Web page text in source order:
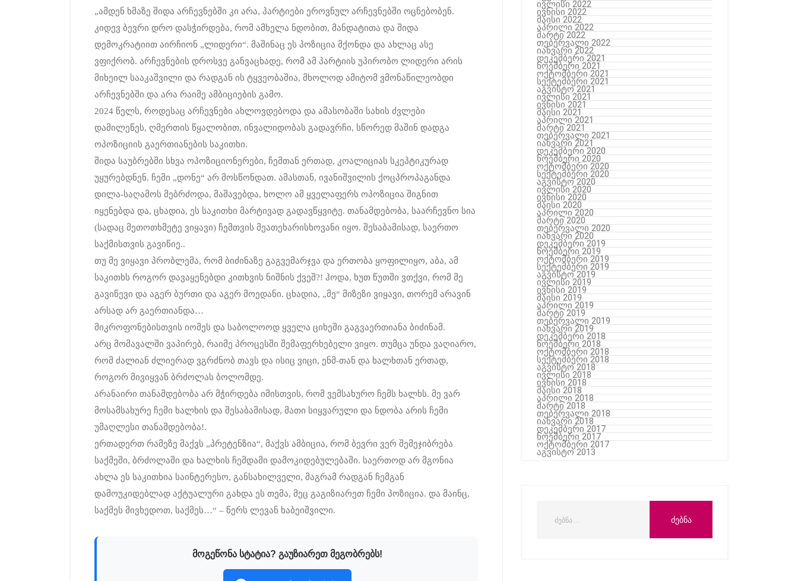
„ამდენ ხმაზე შიდა არჩევნებში კი არა, პარტიები ეროვნულ არჩევნებში ოცნებობენ.
კიდევ ბევრი დრო დასჭირდება, რომ ამხელა ნდობით, მანდატითა და შიდა
დემოკრატიით აირჩიონ „ლიდერი“. მაშინაც ეს პოზიცია მქონდა და ახლაც ასე
ვფიქრობ. არჩევნების დროსვე განვაცხადე, რომ ამ პარტიის უპირობო ლიდერი არის
მიხეილ სააკაშვილი და რადგან ის ტყვეობაშია, მხოლოდ ამიტომ ვმონაწილეობდი
არჩევნებში და არა რაიმე ამბიციების გამო.
2024 წელს, როდესაც არჩევნები ახლოვდებოდა და ამასობაში სახის ძვლები
დამილეწეს, ღმერთის წყალობით, ინვალიდობას გადავრჩი, სწორედ მაშინ დადგა
ოპოზიციის გაერთიანების საკითხი.
შიდა საუბრებში სხვა ოპოზიციონერები, ჩემთან ერთად, კოალიციას სკეპტიკურად
უყურებდნენ. ჩემი „დონე“ არ მოსწონდათ. ამასთან, ივანიშვილის ქოცპროპაგანდა
დილა-საღამოს მებრძოდა, მაშავებდა, ხოლო ამ ყველაფერს ოპოზიცია შიგნით
იყენებდა და, ცხადია, ეს საკითხი მარტივად გადავწყვიტე. თანამდებობა, საარჩევნო სია
(სადაც მეთოთხმეტე ვიყავი) ჩემთვის მეათეხარისხოვანი იყო. შესაბამისად, საერთო
საქმისთვის გავიწიე..
თუ მე ვიყავი პრობლემა, რომ ბიძინაზე გაგვემარჯვა და ერთობა ყოფილიყო, აბა, ამ
საკითხს როგორ დავაყენებდი კითხვის ნიშნის ქვეშ?! ჰოდა, ხუთ წუთში ვთქვი, რომ მე
გავიწევი და აგერ ბურთი და აგერ მოედანი. ცხადია, „მე“ მიზეზი ვიყავი, თორემ არავინ
არსად არ გაერთიანდა…
მიკროფონებისთვის იომეს და საბოლოოდ ყველა ციხეში გაგვაერთიანა ბიძინამ.
არც მომავალში ვაპირებ, რაიმე პროცესში შემაფერხებელი ვიყო. თუმცა უნდა ვაღიარო,
რომ ძალიან ძლიერად ვგრძნობ თავს და ისიც ვიცი, ენმ-თან და ხალხთან ერთად,
როგორ მივიყვან ბრძოლას ბოლომდე.
არანაირი თანამდებობა არ მჭირდება იმისთვის, რომ ვემსახურო ჩემს ხალხს. მე ვარ
მოსამსახურე ჩემი ხალხის და შესაბამისად, მათი სიყვარული და ნდობა არის ჩემი
უმაღლესი თანამდებობა!.
ერთადერთ რამეზე მაქვს „პრეტენზია“, მაქვს ამბიცია, რომ ბევრი ვერ შემეჯიბრება
საქმეში, ბრძოლაში და ხალხის ჩემდამი დამოკიდებულებაში. საერთოდ არ მგონია
ახლა ეს საკითხია საინტერესო, განსახილველი, მაგრამ რადგან ჩემგან
დამოუკიდებლად აქტუალური გახდა ეს თემა, მეც გაგიზიარეთ ჩემი პოზიცია. და მაინც,
საქმეს მივხედოთ, საქმეს…“ – წერს ლევან ხაბეიშვილი.
მოგეწონა სტატია? გაუზიარეთ მეგობრებს!
ივლისი 2022
ივნისი 2022
მაისი 2022
აპრილი 2022
მარტი 2022
თებერვალი 2022
იანვარი 2022
დეკემბერი 2021
ნოემბერი 2021
ოქტომბერი 2021
სექტემბერი 2021
აგვისტო 2021
ივლისი 2021
ივნისი 2021
მაისი 2021
აპრილი 2021
მარტი 2021
თებერვალი 2021
იანვარი 2021
დეკემბერი 2020
ნოემბერი 2020
ოქტომბერი 2020
სექტემბერი 2020
აგვისტო 2020
ივლისი 2020
ივნისი 2020
მაისი 2020
აპრილი 2020
მარტი 2020
თებერვალი 2020
იანვარი 2020
დეკემბერი 2019
ნოემბერი 2019
ოქტომბერი 2019
სექტემბერი 2019
აგვისტო 2019
ივლისი 2019
ივნისი 2019
მაისი 2019
აპრილი 2019
მარტი 2019
თებერვალი 2019
იანვარი 2019
დეკემბერი 2018
ნოემბერი 2018
ოქტომბერი 2018
სექტემბერი 2018
აგვისტო 2018
ივლისი 2018
ივნისი 2018
მაისი 2018
აპრილი 2018
მარტი 2018
თებერვალი 2018
იანვარი 2018
დეკემბერი 2017
ნოემბერი 2017
ოქტომბერი 2017
აგვისტო 2013